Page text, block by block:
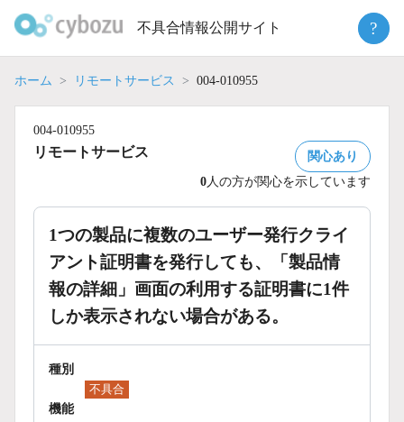
不具合情報公開サイト ?
ホーム リモートサービス 004-010955
004-010955
リモートサービス
関心あり
0 人の方が関心を示しています
1つの製品に複数のユーザー発行クライ
アント証明書を発行しても、「製品情
報の詳細」画面の利用する証明書に1件
しか表示されない場合がある。
種別
不具合
機能